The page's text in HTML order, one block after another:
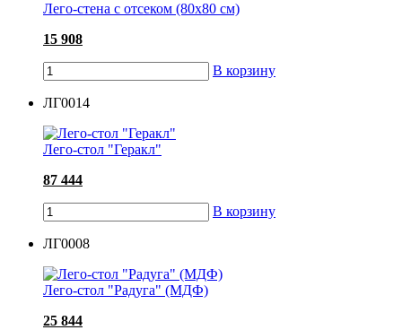
Лего-стена с отсеком (80х80 см)
15 908
В корзину
ЛГ0014
Лего-стол "Геракл"
87 444
В корзину
ЛГ0008
Лего-стол "Радуга" (МДФ)
25 844